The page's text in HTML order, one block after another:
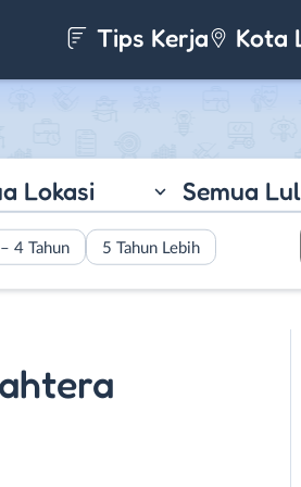
Tips Kerja Kota
Lokasi Semua
4 Tahun 5 Tahun Lebih